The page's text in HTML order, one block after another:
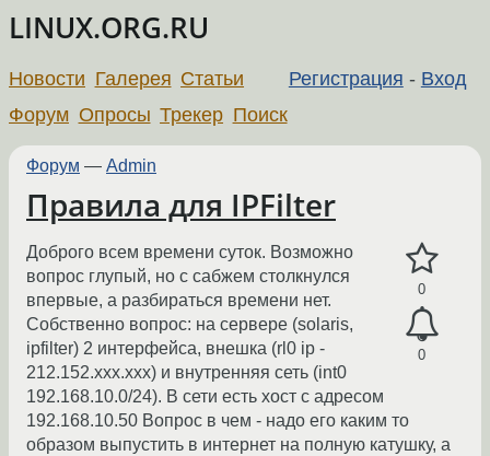
LINUX.ORG.RU
Регистрация - Вход
Новости Галерея Статьи
Форум Опросы Трекер Поиск
Форум — Admin
Правила для IPFilter
0
0
Доброго всем времени суток. Возможно
вопрос глупый, но с сабжем столкнулся
впервые, а разбираться времени нет.
Собственно вопрос: на сервере (solaris,
ipfilter) 2 интерфейса, внешка (rl0 ip -
212.152.xxx.xxx) и внутренняя сеть (int0
192.168.10.0/24). В сети есть хост с адресом
192.168.10.50 Вопрос в чем - надо его каким то
образом выпустить в интернет на полную катушку, а